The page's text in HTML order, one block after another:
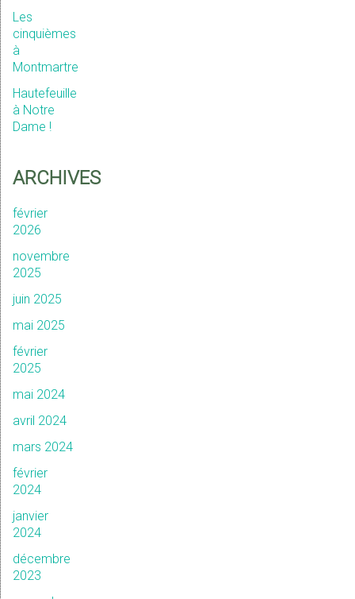
Les
cinquièmes
à
Montmartre
Hautefeuille
à Notre
Dame !
ARCHIVES
février
2026
novembre
2025
juin 2025
mai 2025
février
2025
mai 2024
avril 2024
mars 2024
février
2024
janvier
2024
décembre
2023